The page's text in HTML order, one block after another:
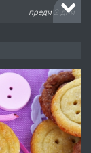
преди 2 дни
НА ГР.
преди 3 дни